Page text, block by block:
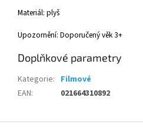
Materiál: plyš
Upozornění: Doporučený věk 3+
Doplňkové parametry
Kategorie: Filmové
EAN: 021664310892